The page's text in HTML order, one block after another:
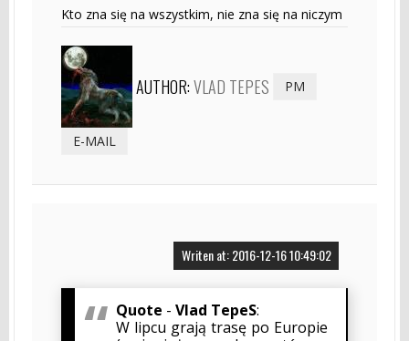
Kto zna się na wszystkim, nie zna się na niczym
AUTHOR:VLAD TEPES PM
E-MAIL
Writen at: 2016-12-16 10:49:02
Quote - Vlad TepeS:
W lipcu grają trasę po Europie